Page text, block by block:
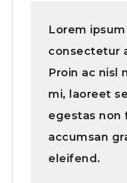
Lorem
consectetur
Proin ac nisl
mi, laoreet
egestas non
accumsan
eleifend.